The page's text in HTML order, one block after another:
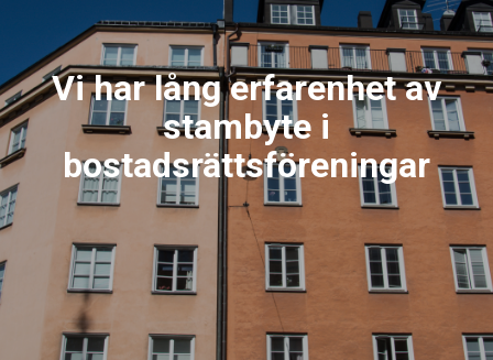
Vi har lång erfarenhet av
stambyte i
bostadsrättsföreningar